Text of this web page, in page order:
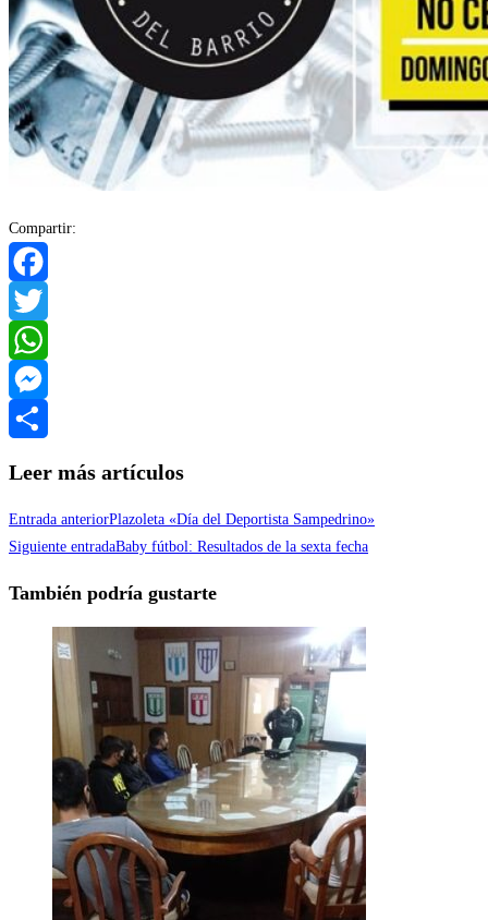
Compartir:
Facebook
Twitter
WhatsApp
Messenger
Leer más artículos
Entrada anteriorPlazoleta «Día del Deportista Sampedrino»
Siguiente entradaBaby fútbol: Resultados de la sexta fecha
También podría gustarte